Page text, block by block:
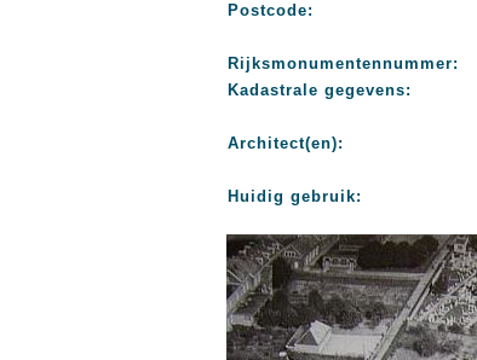
Postcode:
Rijksmonumentennummer:
Kadastrale gegevens:
Architect(en):
Huidig gebruik: